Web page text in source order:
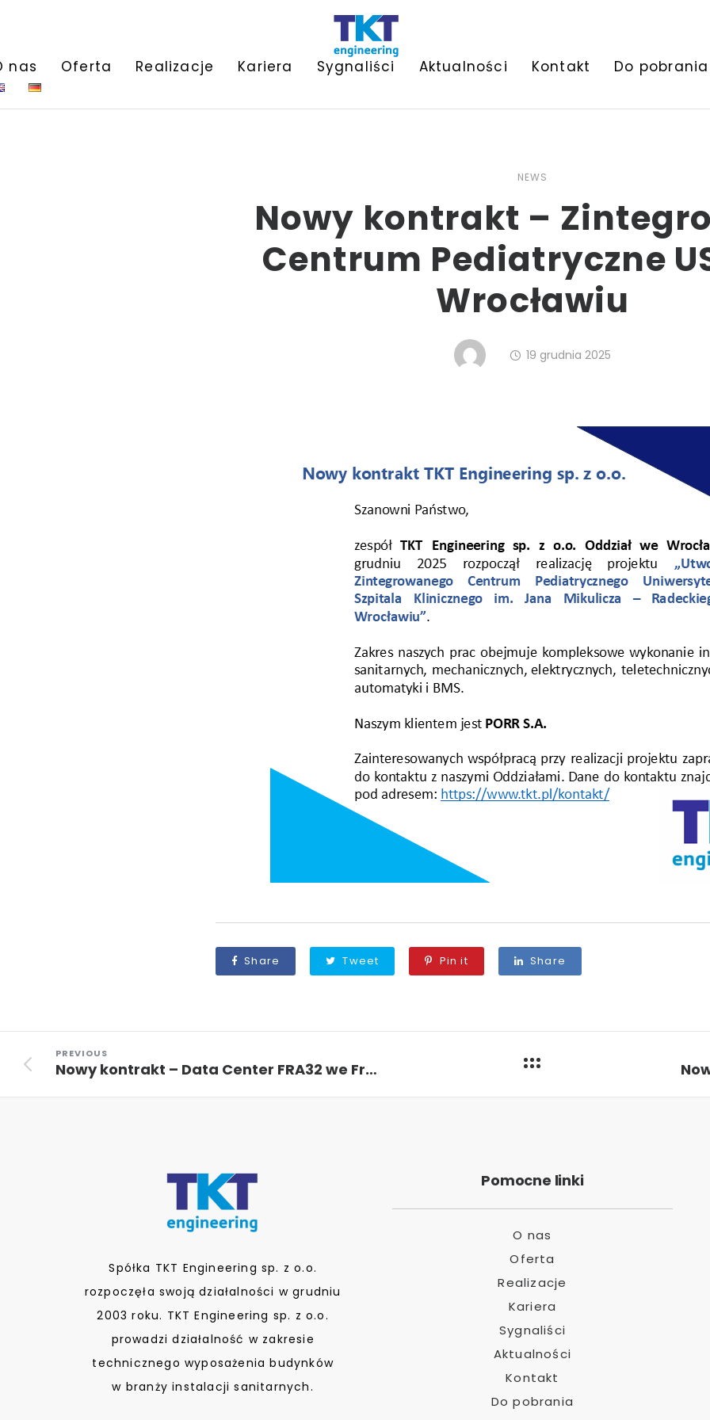
nas Oferta Realizacje Kariera Sygnaliści Aktualności Kontakt Do pobrania
NEWS
Nowy kontrakt –
Centrum Pediatryczne
Wrocławiu
19 grudnia 2025
Share Tweet Pin it Share
PREVIOUS
Nowy kontrakt – Data Center FRA32 we Frankfurcie nad Menem
Spółka TKT Engineering sp. z o.o.
rozpoczęła swoją działalności w grudniu
2003 roku. TKT Engineering sp. z o.o.
prowadzi działalność w zakresie
technicznego wyposażenia budynków
w branży instalacji sanitarnych.
Pomocne linki
O nas
Oferta
Realizacje
Kariera
Sygnaliści
Aktualności
Kontakt
Do pobrania